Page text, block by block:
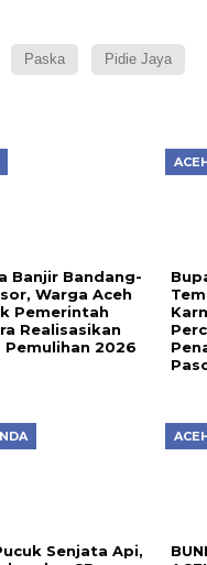
Paska Pidie Jaya
Banjir Bandang-
Warga Aceh
Pemerintah
Realisasikan
Pemulihan 2026
Senjata Api,